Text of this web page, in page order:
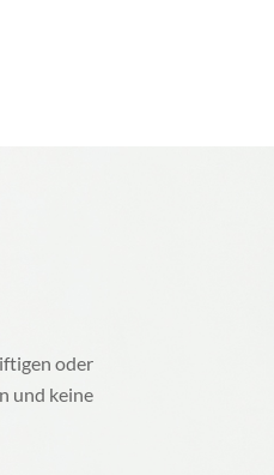
oder
und keine